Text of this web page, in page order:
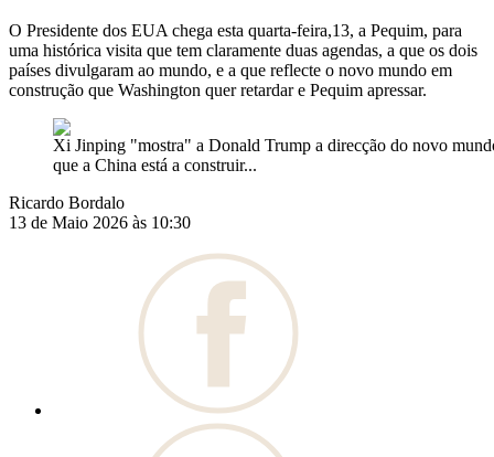
O Presidente dos EUA chega esta quarta-feira,13, a Pequim, para
uma histórica visita que tem claramente duas agendas, a que os dois
países divulgaram ao mundo, e a que reflecte o novo mundo em
construção que Washington quer retardar e Pequim apressar.
Xi Jinping "mostra" a Donald Trump a direcção do novo
que a China está a construir...
Ricardo Bordalo
13 de Maio 2026 às 10:30